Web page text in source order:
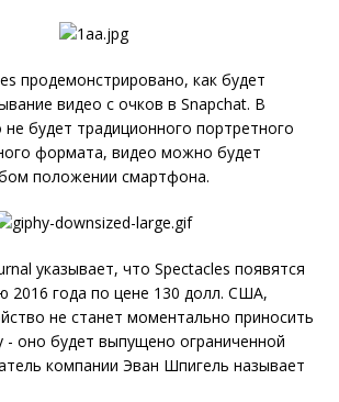
продемонстрировано, как будет
видео с очков в Snapchat. В
не будет традиционного портретного
формата, видео можно будет
положении смартфона.
указывает, что Spectacles появятся
2016 года по цене 130 долл. США,
не станет моментально приносить
оно будет выпущено ограниченной
компании Эван Шпигель называет